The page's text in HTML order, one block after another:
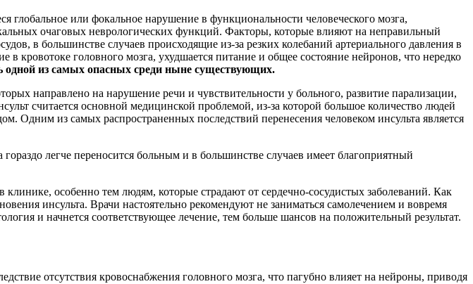
глобальное или фокальное нарушение в функциональности человеческого мозга,
очаговых неврологических функций. Факторы, которые влияют на неправильный
в большинстве случаев происходящие из-за резких колебаний артериального давления в
кровотоке головного мозга, ухудшается питание и общее состояние нейронов, что нередко
одной из самых опасных среди ныне существующих.
направлено на нарушение речи и чувствительности у больного, развитие парализации,
считается основной медицинской проблемой, из-за которой большое количество людей
Одним из самых распространенных последствий перенесения человеком инсульта является
легче переносится больным и в большинстве случаев имеет благоприятный
особенно тем людям, которые страдают от сердечно-сосудистых заболеваний. Как
инсульта. Врачи настоятельно рекомендуют не заниматься самолечением и вовремя
и начнется соответствующее лечение, тем больше шансов на положительный результат.
отсутствия кровоснабжения головного мозга, что пагубно влияет на нейроны, приводя